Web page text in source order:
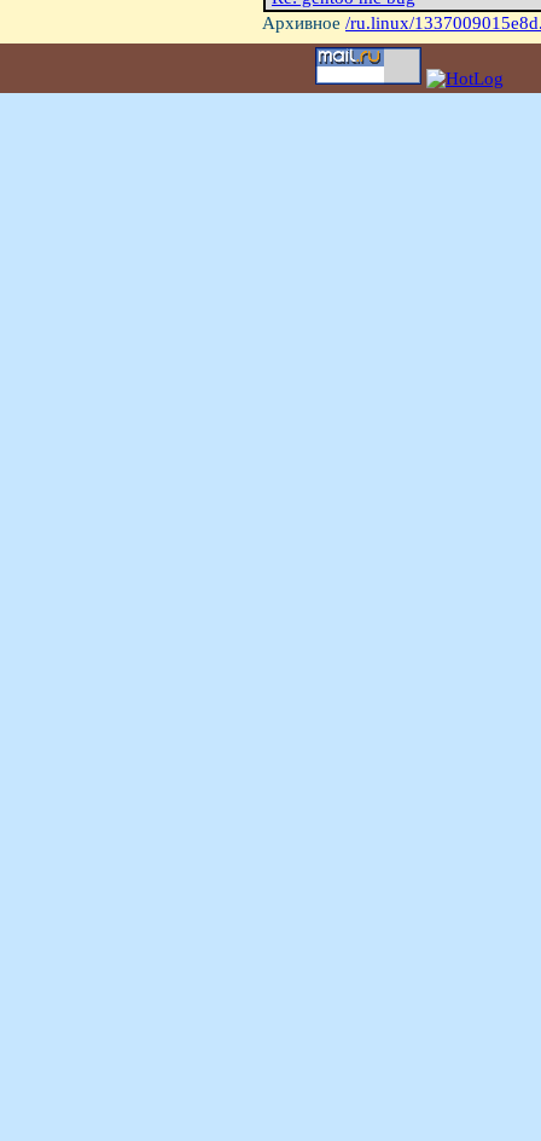
Архивное /ru.linux/